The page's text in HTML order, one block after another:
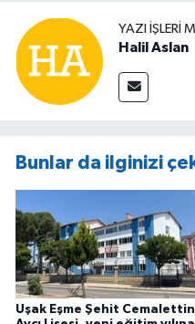
YAZI İŞLERİ
Halil Aslan
Bunlar da ilginizi
Uşak Eşme Şehit Cemalettin